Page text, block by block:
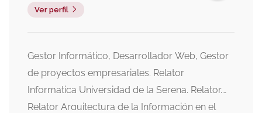
Ver perfil
Gestor Informático, Desarrollador Web, Gestor
de proyectos empresariales. Relator
Informatica Universidad de la Serena. Relator.
Relator Arquitectura de la Información en el